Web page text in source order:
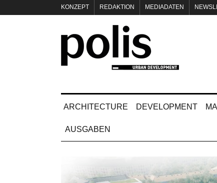
KONZEPT REDAKTION MEDIADATEN
ARCHITECTURE DEVELOPMENT
AUSGABEN